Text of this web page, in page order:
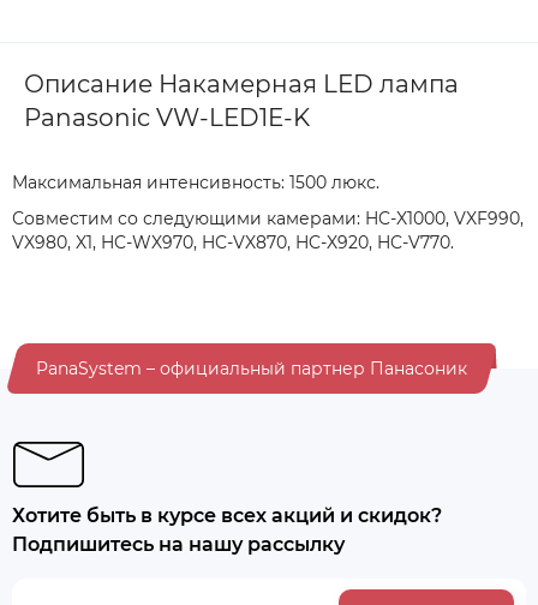
Описание Накамерная LED лампа
Panasonic VW-LED1E-K
Максимальная интенсивность: 1500 люкс.
Совместим со следующими камерами: HC-X1000, VXF990,
VX980, X1, HC-WX970, HC-VX870, HC-X920, HC-V770.
PanaSystem – официальный партнер Панасоник
Хотите быть в курсе всех акций и скидок?
Подпишитесь на нашу рассылку